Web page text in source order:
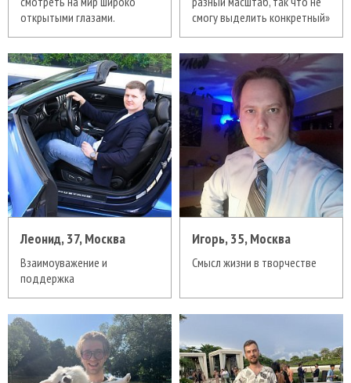
открытыми глазами.
смогу выделить конкретный»
Леонид, 37, Москва
Взаимоуважение и
поддержка
Игорь, 35, Москва
Смысл жизни в творчестве